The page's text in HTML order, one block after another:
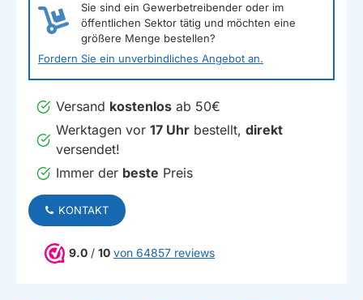
Sie sind ein Gewerbetreibender oder im
öffentlichen Sektor tätig und möchten eine
größere Menge bestellen?
Fordern Sie ein unverbindliches Angebot an.
Versand kostenlos ab 50€
Werktagen vor 17 Uhr bestellt, direkt
versendet!
Immer der beste Preis
KONTAKT
9.0 / 10 von 64857 reviews